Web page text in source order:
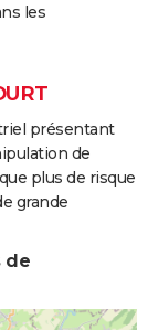
les
présentant
de
plus de risque
grande
de